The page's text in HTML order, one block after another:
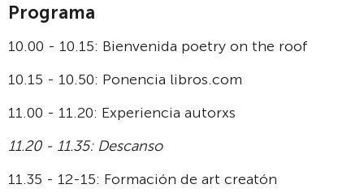
Programa
10.00 - 10.15: Bienvenida poetry on the roof
10.15 - 10.50: Ponencia libros.com
11.00 - 11.20: Experiencia autorxs
11.20 - 11.35: Descanso
11.35 - 12-15: Formación de art creatón